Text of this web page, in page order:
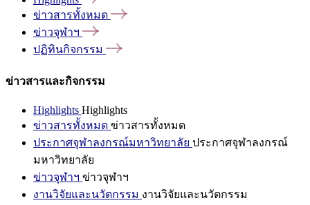
ข่าวสารทั้งหมด
ข่าวจุฬาฯ
ปฏิทินกิจกรรม
ข่าวสารและกิจกรรม
Highlights Highlights
ข่าวสารทั้งหมด ข่าวสารทั้งหมด
ประกาศจุฬาลงกรณ์มหาวิทยาลัย ประกาศจุฬาลงกรณ์
มหาวิทยาลัย
ข่าวจุฬาฯ ข่าวจุฬาฯ
งานวิจัยและนวัตกรรม งานวิจัยและนวัตกรรม